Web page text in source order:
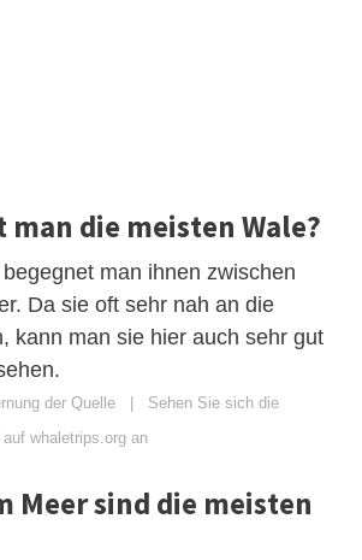
man die meisten Wale?
man ihnen zwischen
Da sie oft sehr nah an die
kann man sie hier auch sehr gut
der Quelle | Sehen Sie sich die
whaletrips.org an
Meer sind die meisten